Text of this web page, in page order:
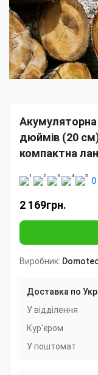
Акумуляторна
дюймів (20
компактна
0
2 169грн.
Виробник:
Доставка по
У відділення
Кур'єром
У поштомат